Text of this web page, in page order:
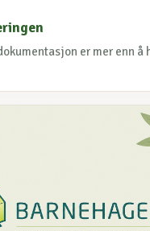
er mer enn å